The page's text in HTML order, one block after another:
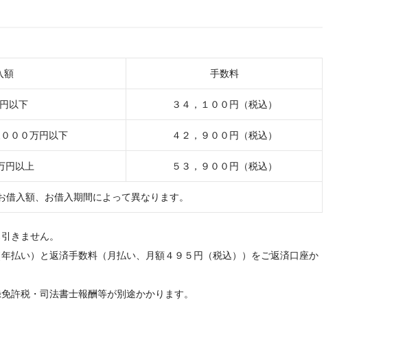
額 手数料
以下 ３４，１００円（税込）
００万円以下 ４２，９００円（税込）
円以上 ５３，９００円（税込）
借入額、お借入期間によって異なります。
きません。
払い）と返済手数料（月払い、月額４９５円（税込））をご返済口座か
許税・司法書士報酬等が別途かかります。